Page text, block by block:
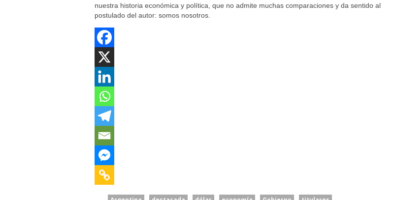
nuestra historia económica y política, que no admite muchas comparaciones y da sentido al
postulado del autor: somos nosotros.